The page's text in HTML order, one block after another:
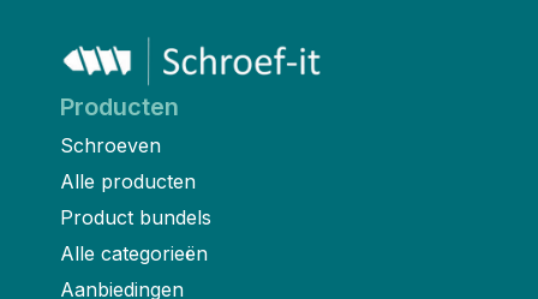
Producten
Schroeven
Alle producten
Product bundels
Alle categorieën
Aanbiedingen